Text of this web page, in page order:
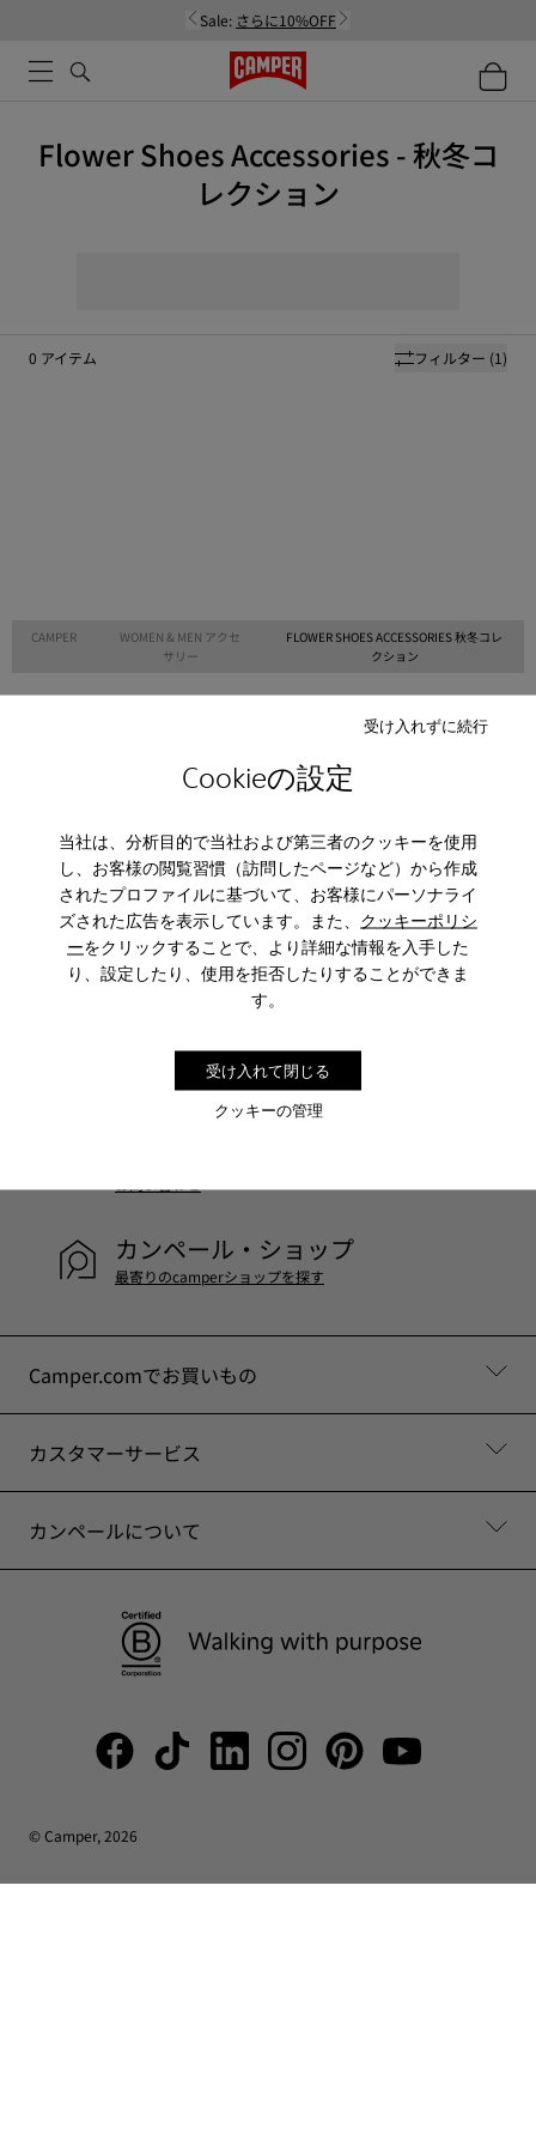
Cookieの設定
当社は、分析目的で当社および第三者のクッキーを使用
し、お客様の閲覧習慣（訪問したページなど）から作成
されたプロファイルに基づいて、お客様にパーソナライ
ズされた広告を表示しています。また、 クッキーポリシ
ーをクリックすることで、より詳細な情報を入手した
り、設定したり、使用を拒否したりすることができま
す。
クッキーの管理
受け入れずに続行
受け入れて閉じる
Sale: さらに10%OFF
Flower Shoes Accessories - 秋冬コ
レクション
フィルター (1)
0 アイテム
CAMPER
WOMEN & MEN アクセ
サリー
FLOWER SHOES ACCESSORIES 秋冬コレ
クション
Sale: さらに10%OFF
など、会員限定特典をお楽しみいただけます。
参加する
Camper.comでお買いもの
カスタマーサービス
カンペールについて
Customer Service
カンペール・ショップ
最寄りのcamperショップを探す
© Camper, 2026